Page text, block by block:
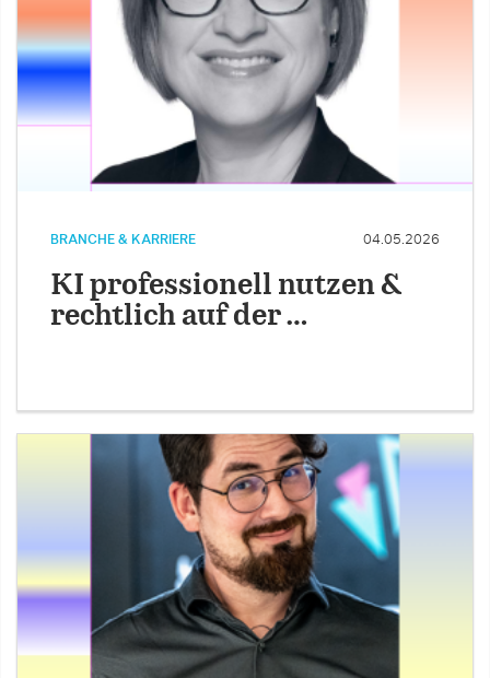
BRANCHE & KARRIERE 04.05.2026
KI professionell nutzen &
rechtlich auf der …